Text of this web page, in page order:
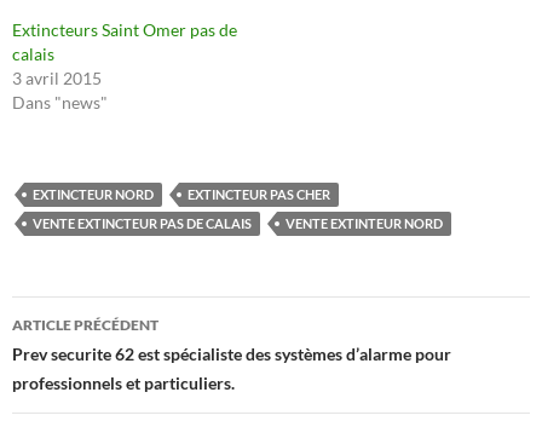
Extincteurs Saint Omer pas de
calais
3 avril 2015
Dans "news"
EXTINCTEUR NORD
EXTINCTEUR PAS CHER
VENTE EXTINCTEUR PAS DE CALAIS
VENTE EXTINTEUR NORD
Navigation
des
articles
ARTICLE PRÉCÉDENT
Prev securite 62 est spécialiste des systèmes d’alarme pour
professionnels et particuliers.